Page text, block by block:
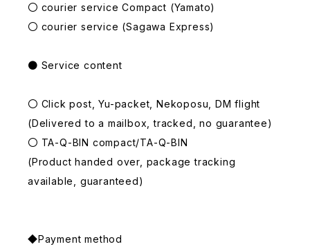
〇 courier service Compact (Yamato)
〇 courier service (Sagawa Express)
● Service content
〇 Click post, Yu-packet, Nekoposu, DM flight
(Delivered to a mailbox, tracked, no guarantee)
〇 TA-Q-BIN compact/TA-Q-BIN
(Product handed over, package tracking
available, guaranteed)
◆Payment method